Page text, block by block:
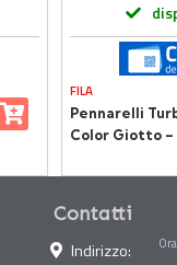
FILA
Pennarelli
Color Giotto –
Contatti
Indirizzo: